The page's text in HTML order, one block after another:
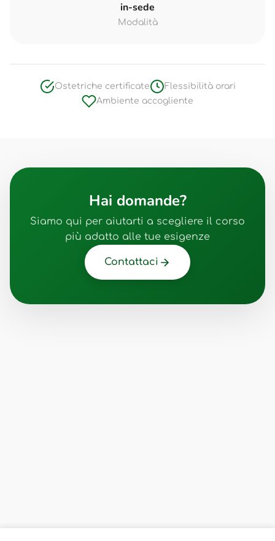
in-sede
Modalità
Ostetriche certificate
Flessibilità orari
Ambiente accogliente
Hai domande?
Siamo qui per aiutarti a scegliere il corso
più adatto alle tue esigenze
Contattaci